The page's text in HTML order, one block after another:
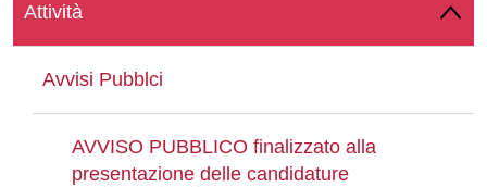
Attività
Avvisi Pubblci
AVVISO PUBBLICO finalizzato alla
presentazione delle candidature